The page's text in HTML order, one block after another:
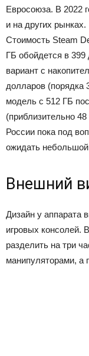
Евросоюза. В 2022
и на других рынках.
Стоимость Steam
ГБ обойдется в
вариант с
долларов (порядка
модель с 512 ГБ
(приблизительно
России пока под
ожидать небольшой
Внешний
Дизайн у аппарата
игровых консолей.
разделить на три
манипуляторами, а